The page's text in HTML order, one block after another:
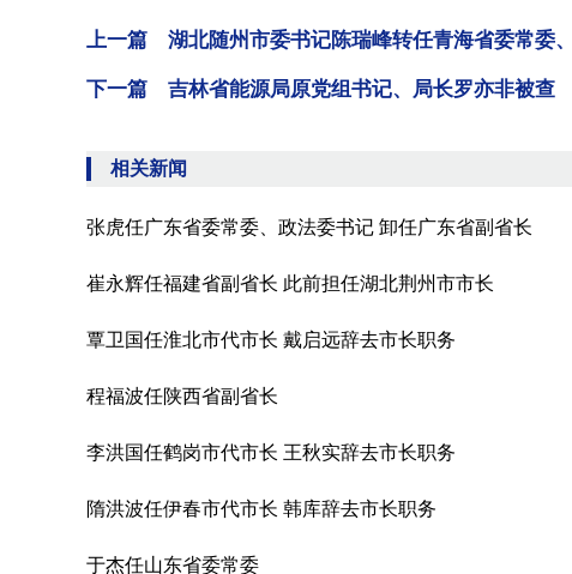
上一篇 湖北随州市委书记陈瑞峰转任青海省委常委
下一篇 吉林省能源局原党组书记、局长罗亦非被查
相关新闻
张虎任广东省委常委、政法委书记 卸任广东省副省长
崔永辉任福建省副省长 此前担任湖北荆州市市长
覃卫国任淮北市代市长 戴启远辞去市长职务
程福波任陕西省副省长
李洪国任鹤岗市代市长 王秋实辞去市长职务
隋洪波任伊春市代市长 韩库辞去市长职务
于杰任山东省委常委